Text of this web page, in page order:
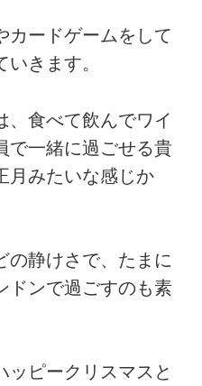
カードゲームをして
きます。
、食べて飲んでワイ
で一緒に過ごせる貴
月みたいな感じか
の静けさで、たまに
ドンで過ごすのも素
ッピークリスマスと